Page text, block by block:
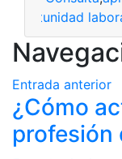
oportunidad
Entrada anterior
¿Cómo
profesión